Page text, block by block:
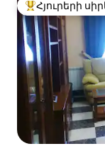
Հյուրերի
Հյուրերի